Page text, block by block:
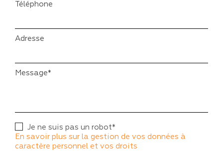
Téléphone
Adresse
Message*
Je ne suis pas un robot*
En savoir plus sur la gestion de vos données à
caractère personnel et vos droits